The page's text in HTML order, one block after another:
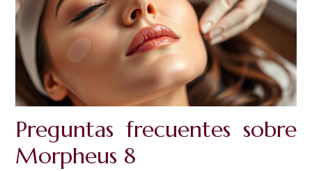
Preguntas frecuentes sobre
Morpheus 8